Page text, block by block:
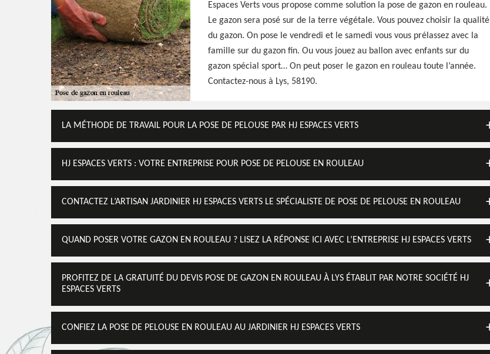
Espaces Verts vous propose comme solution la pose de gazon en rouleau.
Le gazon sera posé sur de la terre végétale. Vous pouvez choisir la qualité
du gazon. On pose le vendredi et le samedi vous vous prélassez avec la
famille sur du gazon fin. Ou vous jouez au ballon avec enfants sur du
gazon spécial sport… On peut poser le gazon en rouleau toute l’année.
Contactez-nous à Lys, 58190.
LA MÉTHODE DE TRAVAIL POUR LA POSE DE PELOUSE PAR HJ ESPACES VERTS
HJ ESPACES VERTS : VOTRE ENTREPRISE POUR POSE DE PELOUSE EN ROULEAU
CONTACTEZ L’ARTISAN JARDINIER HJ ESPACES VERTS LE SPÉCIALISTE DE POSE DE PELOUSE EN ROULEAU
QUAND POSER VOTRE GAZON EN ROULEAU ? LISEZ LA RÉPONSE ICI AVEC L’ENTREPRISE HJ ESPACES VERTS
PROFITEZ DE LA GRATUITÉ DU DEVIS POSE DE GAZON EN ROULEAU À LYS ÉTABLIT PAR NOTRE SOCIÉTÉ HJ
ESPACES VERTS
CONFIEZ LA POSE DE PELOUSE EN ROULEAU AU JARDINIER HJ ESPACES VERTS